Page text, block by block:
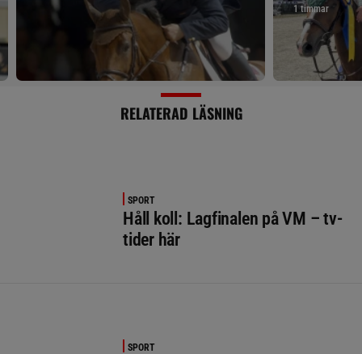
1 timmar
RELATERAD LÄSNING
SPORT
Håll koll: Lagfinalen på VM – tv-
tider här
SPORT